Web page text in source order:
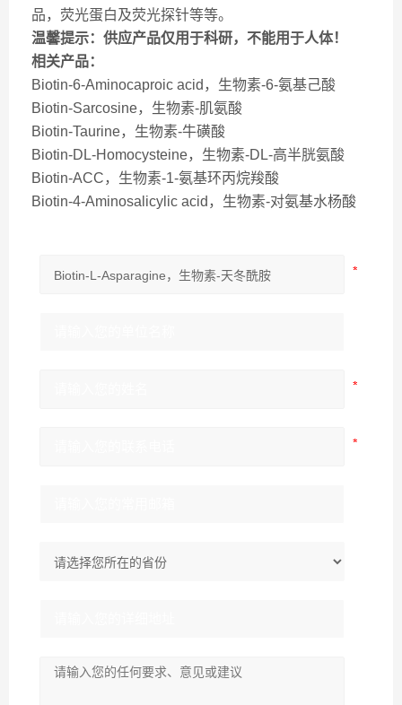
品，荧光蛋白及荧光探针等等。
温馨提示：供应产品仅用于科研，不能用于人体！
相关产品：
Biotin-6-Aminocaproic acid，生物素-6-氨基己酸
Biotin-Sarcosine，生物素-肌氨酸
Biotin-Taurine，生物素-牛磺酸
Biotin-DL-Homocysteine，生物素-DL-高半胱氨酸
Biotin-ACC，生物素-1-氨基环丙烷羧酸
Biotin-4-Aminosalicylic acid，生物素-对氨基水杨酸